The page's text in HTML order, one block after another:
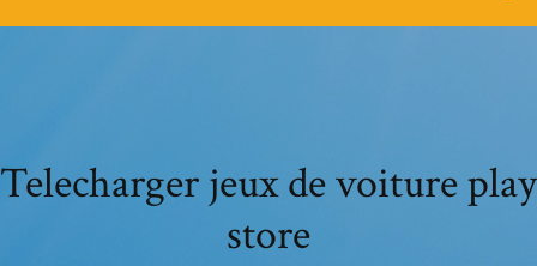
Telecharger jeux de voiture play
store